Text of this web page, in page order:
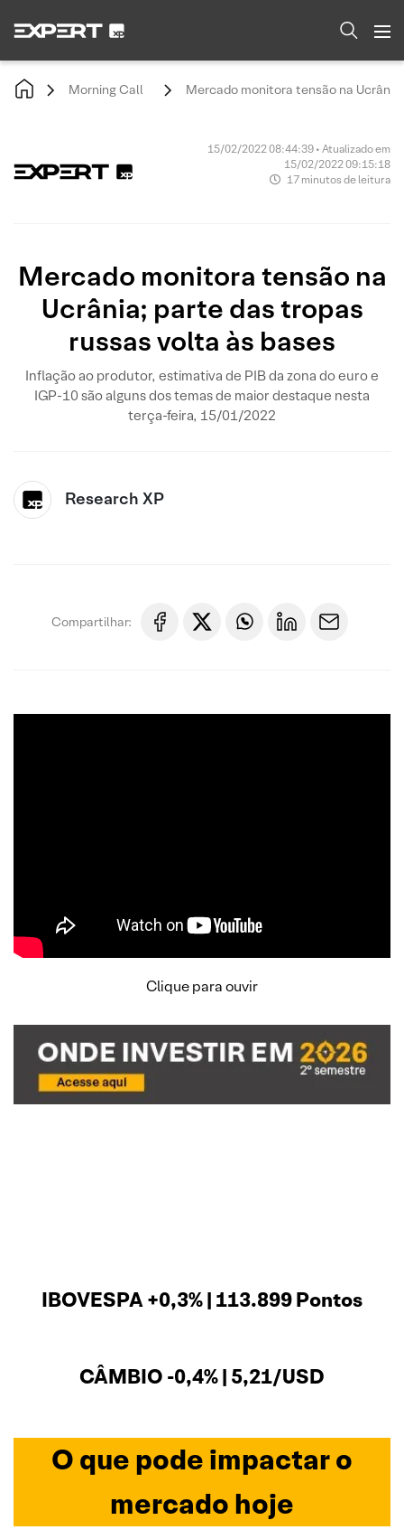
Morning Call Mercado monitora tensão na
15/02/2022 08:44:39 • Atualizado em
15/02/2022 09:15:18
17 minutos de leitura
Mercado monitora tensão na
Ucrânia; parte das tropas
russas volta às bases
Inflação ao produtor, estimativa de PIB da zona do euro e
IGP-10 são alguns dos temas de maior destaque nesta
terça-feira, 15/01/2022
Research XP
Compartilhar:
Clique para ouvir
IBOVESPA +0,3% | 113.899 Pontos
CÂMBIO -0,4% | 5,21/USD
O que pode impactar o
mercado hoje